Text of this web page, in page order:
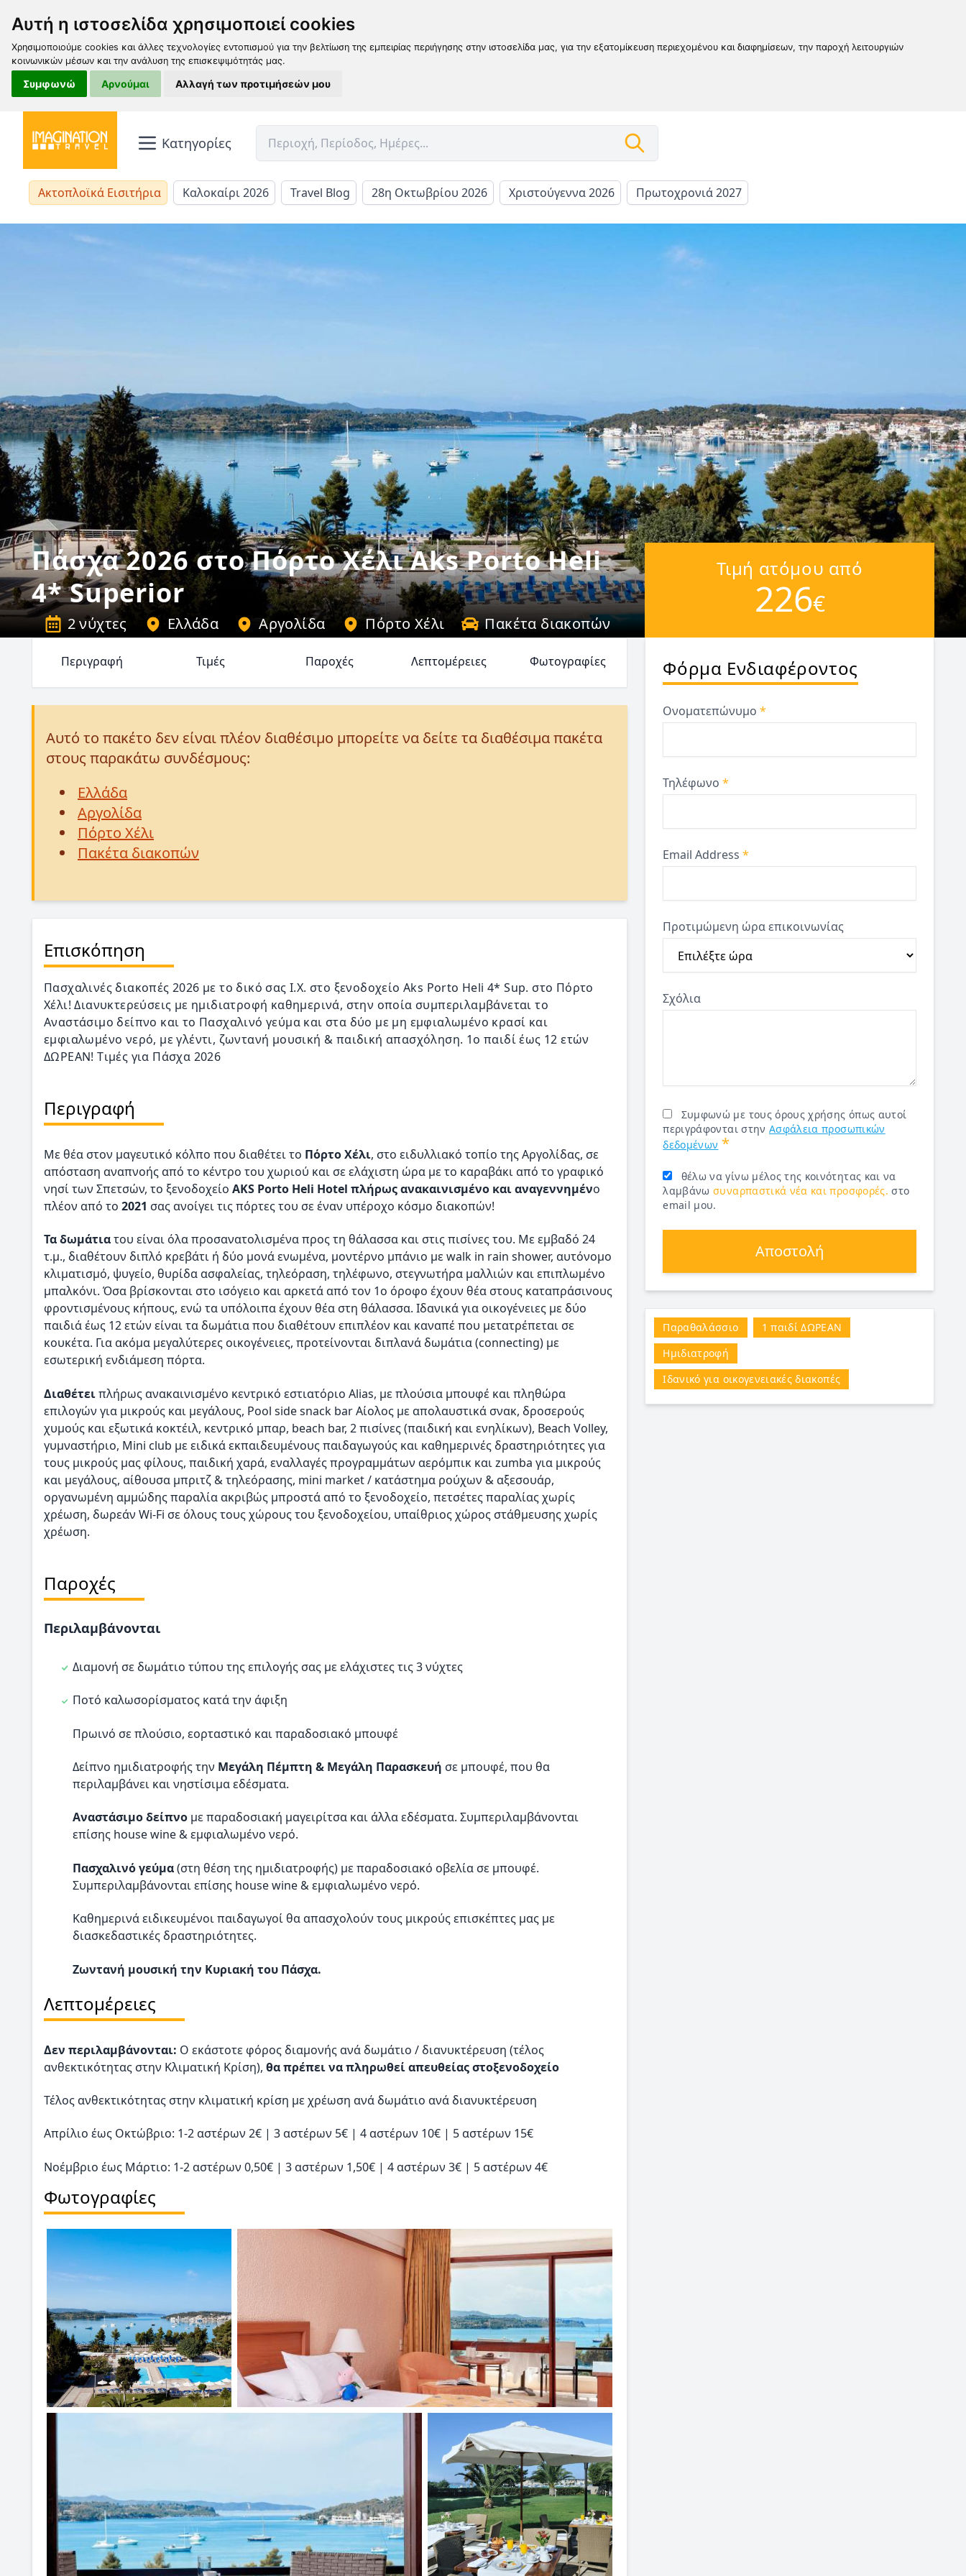
Αυτή η ιστοσελίδα χρησιμοποιεί cookies
Χρησιμοποιούμε cookies και άλλες τεχνολογίες εντοπισμού για την βελτίωση της εμπειρίας περιήγησης στην ιστοσελίδα μας, για την εξατομίκευση περιεχομένου και διαφημίσεων, την παροχή λειτουργιών
κοινωνικών μέσων και την ανάλυση της επισκεψιμότητάς μας.
Συμφωνώ Αρνούμαι Αλλαγή των προτιμήσεών μου
Κατηγορίες
Ακτοπλοϊκά Εισιτήρια Καλοκαίρι 2026 Travel Blog 28η Οκτωβρίου 2026 Χριστούγεννα 2026 Πρωτοχρονιά 2027
Πάσχα 2026 στο Πόρτο Χέλι Aks Porto Heli
4* Superior
2 νύχτες Ελλάδα Αργολίδα Πόρτο Χέλι Πακέτα διακοπών
Τιμή ατόμου από
226€
Περιγραφή Τιμές Παροχές Λεπτομέρειες Φωτογραφίες
Αυτό το πακέτο δεν είναι πλέον διαθέσιμο μπορείτε να δείτε τα διαθέσιμα πακέτα
στους παρακάτω συνδέσμους:
Ελλάδα
Αργολίδα
Πόρτο Χέλι
Πακέτα διακοπών
Επισκόπηση
Πασχαλινές διακοπές 2026 με το δικό σας Ι.Χ. στο ξενοδοχείο Aks Porto Heli 4* Sup. στο Πόρτο
Χέλι! Διανυκτερεύσεις με ημιδιατροφή καθημερινά, στην οποία συμπεριλαμβάνεται το
Αναστάσιμο δείπνο και το Πασχαλινό γεύμα και στα δύο με μη εμφιαλωμένο κρασί και
εμφιαλωμένο νερό, με γλέντι, ζωντανή μουσική & παιδική απασχόληση. 1ο παιδί έως 12 ετών
ΔΩΡΕΑΝ! Tιμές για Πάσχα 2026
Περιγραφή
Με θέα στον μαγευτικό κόλπο που διαθέτει το Πόρτο Χέλι, στο ειδυλλιακό τοπίο της Αργολίδας, σε
απόσταση αναπνοής από το κέντρο του χωριού και σε ελάχιστη ώρα με το καραβάκι από το γραφικό
νησί των Σπετσών, το ξενοδοχείο AKS Porto Heli Hotel πλήρως ανακαινισμένο και αναγεννημένο
πλέον από το 2021 σας ανοίγει τις πόρτες του σε έναν υπέροχο κόσμο διακοπών!
Τα δωμάτιατου είναι όλα προσανατολισμένα προς τη θάλασσα και στις πισίνες του. Με εμβαδό 24
τ.μ., διαθέτουν διπλό κρεβάτι ή δύο μονά ενωμένα, μοντέρνο μπάνιο με walk in rain shower, αυτόνομο
κλιματισμό, ψυγείο, θυρίδα ασφαλείας, τηλεόραση, τηλέφωνο, στεγνωτήρα μαλλιών και επιπλωμένο
μπαλκόνι. Όσα βρίσκονται στο ισόγειο και αρκετά από τον 1ο όροφο έχουν θέα στους καταπράσινους
φροντισμένους κήπους, ενώ τα υπόλοιπα έχουν θέα στη θάλασσα. Ιδανικά για οικογένειες με δύο
παιδιά έως 12 ετών είναι τα δωμάτια που διαθέτουν επιπλέον και καναπέ που μετατρέπεται σε
κουκέτα. Για ακόμα μεγαλύτερες οικογένειες, προτείνονται διπλανά δωμάτια (connecting) με
εσωτερική ενδιάμεση πόρτα.
Διαθέτειπλήρως ανακαινισμένο κεντρικό εστιατόριο Alias, με πλούσια μπουφέ και πληθώρα
επιλογών για μικρούς και μεγάλους, Pool side snack bar Αίολος με απολαυστικά σνακ, δροσερούς
χυμούς και εξωτικά κοκτέιλ, κεντρικό μπαρ, beach bar, 2 πισίνες (παιδική και ενηλίκων), Beach Volley,
γυμναστήριο, Mini club με ειδικά εκπαιδευμένους παιδαγωγούς και καθημερινές δραστηριότητες για
τους μικρούς μας φίλους, παιδική χαρά, εναλλαγές προγραμμάτων αερόμπικ και zumba για μικρούς
και μεγάλους, αίθουσα μπριτζ & τηλεόρασης, mini market / κατάστημα ρούχων & αξεσουάρ,
οργανωμένη αμμώδης παραλία ακριβώς μπροστά από το ξενοδοχείο, πετσέτες παραλίας χωρίς
χρέωση, δωρεάν Wi-Fi σε όλους τους χώρους του ξενοδοχείου, υπαίθριος χώρος στάθμευσης χωρίς
χρέωση.
Παροχές
Περιλαμβάνονται
Διαμονή σε δωμάτιο τύπου της επιλογής σας με ελάχιστες τις 3 νύχτες
Ποτό καλωσορίσματος κατά την άφιξη
Πρωινό σε πλούσιο, εορταστικό και παραδοσιακό μπουφέ
Δείπνο ημιδιατροφής την Μεγάλη Πέμπτη & Μεγάλη Παρασκευή σε μπουφέ, που θα
περιλαμβάνει και νηστίσιμα εδέσματα.
Αναστάσιμο δείπνο με παραδοσιακή μαγειρίτσα και άλλα εδέσματα. Συμπεριλαμβάνονται
επίσης house wine & εμφιαλωμένο νερό.
Πασχαλινό γεύμα(στη θέση της ημιδιατροφής) με παραδοσιακό οβελία σε μπουφέ.
Συμπεριλαμβάνονται επίσης house wine & εμφιαλωμένο νερό.
Καθημερινά ειδικευμένοι παιδαγωγοί θα απασχολούν τους μικρούς επισκέπτες μας με
διασκεδαστικές δραστηριότητες.
Ζωντανή μουσική την Κυριακή του Πάσχα.
Λεπτομέρειες
Δεν περιλαμβάνονται: O εκάστοτε φόρος διαμονής ανά δωμάτιο / διανυκτέρευση (τέλος
ανθεκτικότητας στην Κλιματική Κρίση), θα πρέπει να πληρωθεί απευθείας στοξενοδοχείο
Τέλος ανθεκτικότητας στην κλιματική κρίση με χρέωση ανά δωμάτιο ανά διανυκτέρευση
Απρίλιο έως Οκτώβριο: 1-2 αστέρων 2€ | 3 αστέρων 5€ | 4 αστέρων 10€ | 5 αστέρων 15€
Νοέμβριο έως Μάρτιο: 1-2 αστέρων 0,50€ | 3 αστέρων 1,50€ | 4 αστέρων 3€ | 5 αστέρων 4€
Φωτογραφίες
Φόρμα Ενδιαφέροντος
Ονοματεπώνυμο*
Τηλέφωνο*
Email Address*
Προτιμώμενη ώρα επικοινωνίας
Σχόλια
Συμφωνώ με τους όρους χρήσης όπως αυτοί
περιγράφονται στην Ασφάλεια προσωπικών
δεδομένων *
θέλω να γίνω μέλος της κοινότητας και να
λαμβάνωσυναρπαστικά νέα και προσφορές. στο
email μου.
Αποστολή
Παραθαλάσσιο
1 παιδί ΔΩΡΕΑΝ
Ημιδιατροφή
Ιδανικό για οικογενειακές διακοπές